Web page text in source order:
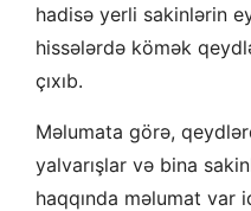
hadisə yerli sakinlərin
hissələrdə kömək
çıxıb.
Məlumata görə,
yalvarışlar və bina
haqqında məlumat var